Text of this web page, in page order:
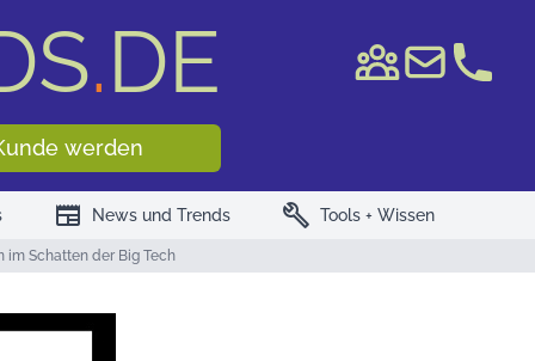
.DE
WKN/ISIN
werden
newspaper News und Trends build Tools + Wissen
im Schatten der Big Tech